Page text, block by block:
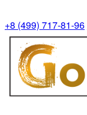
+8 (499) 717-81-96